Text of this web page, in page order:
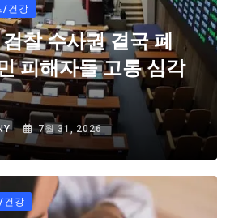
/건강
찰 수사권 결국 폐
피해자들 고통 심각
7월 31, 2026
건강